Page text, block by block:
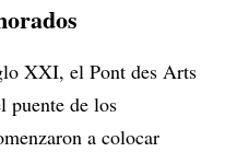
XXI, el Pont des Arts
puente de los
a colocar